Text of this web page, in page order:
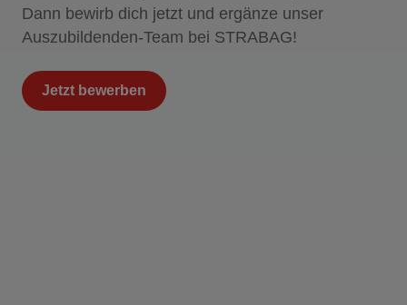
Dann bewirb dich jetzt und ergänze unser
Auszubildenden-Team bei STRABAG!
Jetzt bewerben